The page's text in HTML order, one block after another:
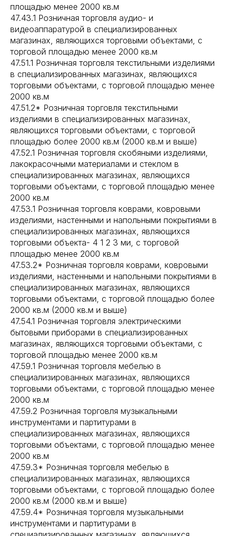
площадью менее 2000 кв.м
47.43.1 Розничная торговля аудио- и
видеоаппаратурой в специализированных
магазинах, являющихся торговыми объектами, с
торговой площадью менее 2000 кв.м
47.51.1 Розничная торговля текстильными изделиями
в специализированных магазинах, являющихся
торговыми объектами, с торговой площадью менее
2000 кв.м
47.51.2* Розничная торговля текстильными
изделиями в специализированных магазинах,
являющихся торговыми объектами, с торговой
площадью более 2000 кв.м (2000 кв.м и выше)
47.52.1 Розничная торговля скобяными изделиями,
лакокрасочными материалами и стеклом в
специализированных магазинах, являющихся
торговыми объектами, с торговой площадью менее
2000 кв.м
47.53.1 Розничная торговля коврами, ковровыми
изделиями, настенными и напольными покрытиями в
специализированных магазинах, являющихся
торговыми объекта- 4 1 2 3 ми, с торговой
площадью менее 2000 кв.м
47.53.2* Розничная торговля коврами, ковровыми
изделиями, настенными и напольными покрытиями в
специализированных магазинах, являющихся
торговыми объектами, с торговой площадью более
2000 кв.м (2000 кв.м и выше)
47.54.1 Розничная торговля электрическими
бытовыми приборами в специализированных
магазинах, являющихся торговыми объектами, с
торговой площадью менее 2000 кв.м
47.59.1 Розничная торговля мебелью в
специализированных магазинах, являющихся
торговыми объектами, с торговой площадью менее
2000 кв.м
47.59.2 Розничная торговля музыкальными
инструментами и партитурами в
специализированных магазинах, являющихся
торговыми объектами, с торговой площадью менее
2000 кв.м
47.59.3* Розничная торговля мебелью в
специализированных магазинах, являющихся
торговыми объектами, с торговой площадью более
2000 кв.м (2000 кв.м и выше)
47.59.4* Розничная торговля музыкальными
инструментами и партитурами в